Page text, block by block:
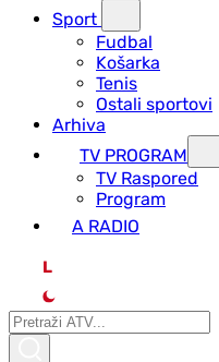
Sport
Fudbal
Košarka
Tenis
Ostali sportovi
Arhiva
TV PROGRAM
ТV Raspored
Program
A RADIO
L